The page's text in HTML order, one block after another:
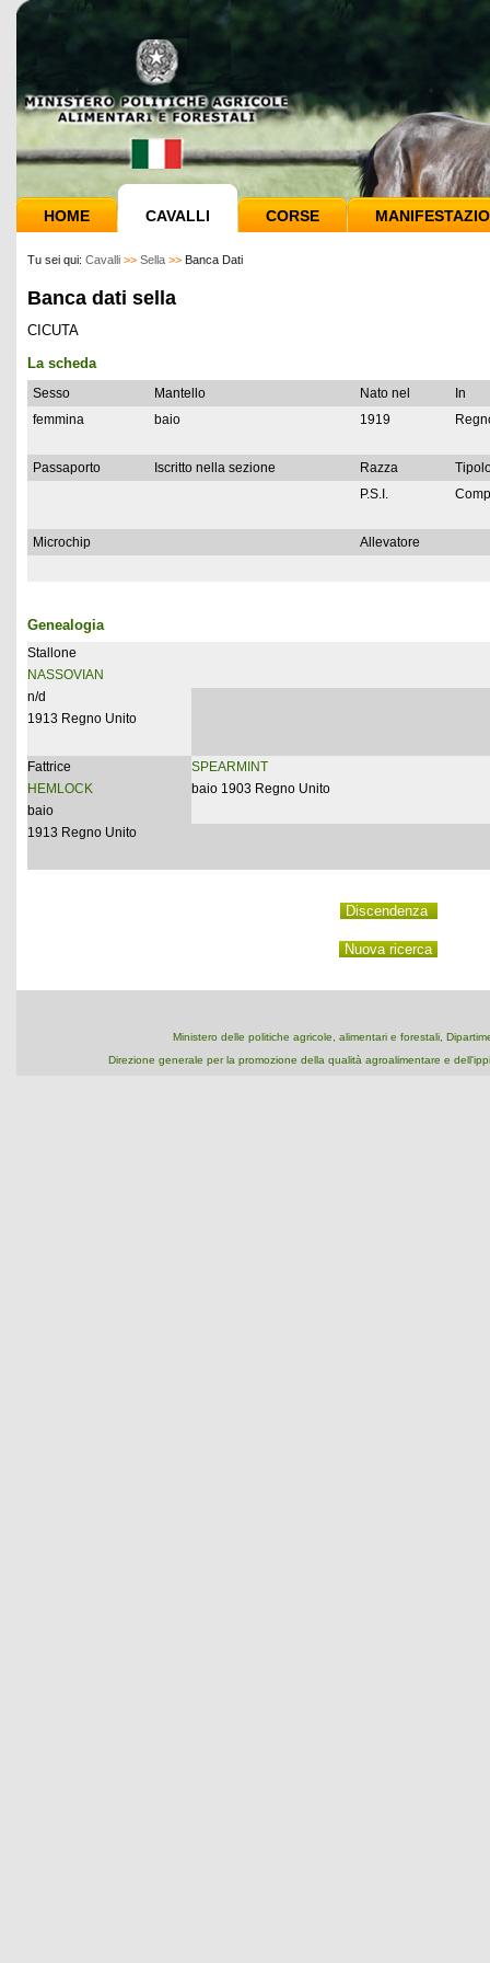
HOME CAVALLI CORSE
Tu sei qui: Cavalli >> Sella >> Banca Dati
Banca dati sella
CICUTA
La scheda
Sesso Mantello Nato nel
In
femmina
baio 1919
Passaporto Iscritto nella sezione Razza
P.S.I.
Microchip Allevatore
Genealogia
Stallone
NASSOVIAN
n/d
1913 Regno Unito
Fattrice
HEMLOCK
baio
1913 Regno Unito
SPEARMINT
baio 1903 Regno Unito
Ministero delle politiche agricole, alimentari e forestali,
Direzione generale per la promozione della qualità agroalimentare e